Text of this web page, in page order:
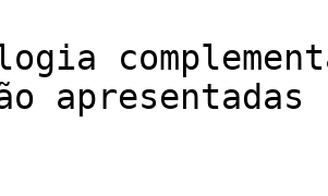
apresentadas